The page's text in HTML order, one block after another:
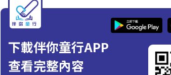
下載伴你童行APP
查看完整內容